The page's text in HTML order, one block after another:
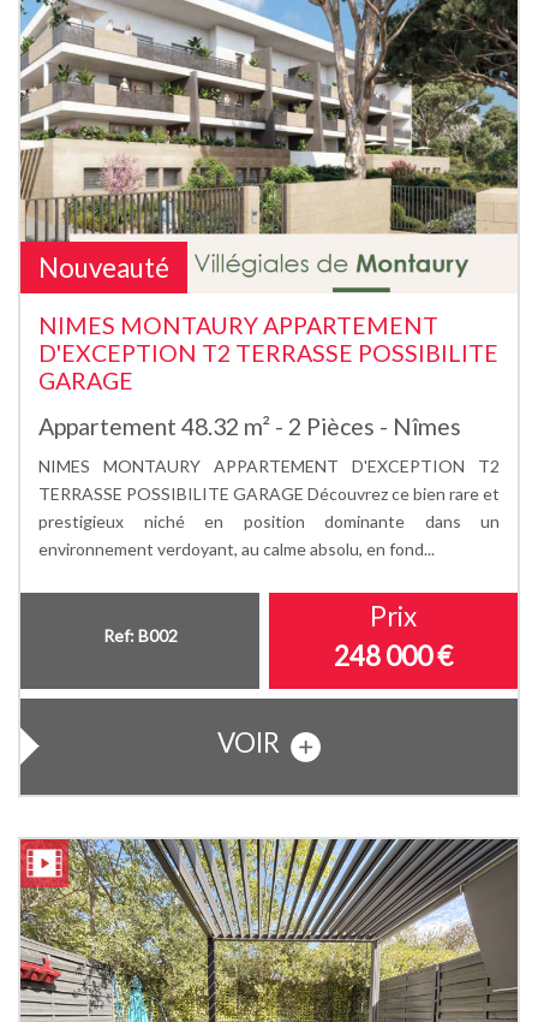
Nouveauté
NIMES MONTAURY APPARTEMENT
D'EXCEPTION T2 TERRASSE POSSIBILITE
GARAGE
Appartement 48.32 m² - 2 Pièces - Nîmes
NIMES MONTAURY APPARTEMENT D'EXCEPTION T2
TERRASSE POSSIBILITE GARAGE Découvrez ce bien rare et
prestigieux niché en position dominante dans un
environnement verdoyant, au calme absolu, en fond...
Ref: B002
Prix
248 000€
VOIR